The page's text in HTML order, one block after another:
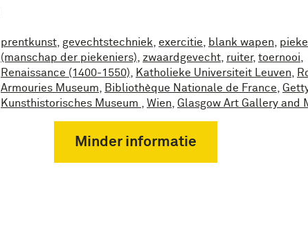
prentkunst gevechtstechniek exercitie blank wapen
(manschap der piekeniers) zwaardgevecht ruiter, toernooi
Renaissance (1400-1550)
Katholieke Universiteit Leuven
Armouries Museum
Bibliothèque Nationale de France
Kunsthistorisches Museum
Wien Glasgow Art Gallery and
Minder informatie